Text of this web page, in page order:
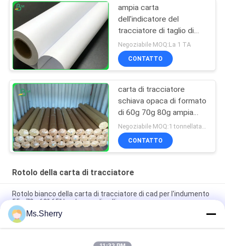
ampia carta
dell'indicatore del
tracciatore di taglio di
formato di 60gsm
70gsm per la stampante
del tracciatore di
Negoziabile MOQ:La 1 TA
CONTATTO
carta di tracciatore
schiava opaca di formato
di 60g 70g 80g ampia
per la fabbrica
dell'indumento liscia
CONTATTO
Rotolo della carta di tracciatore
Rotolo bianco della carta di tracciatore di cad per l'indumento
55g 70g 60" 65" larghezza di pollice
Rotolo della carta di tracciatore del legame di stampa a getto
di inchiostro 60gsm per la stampante di progettazione
Ms.Sherry